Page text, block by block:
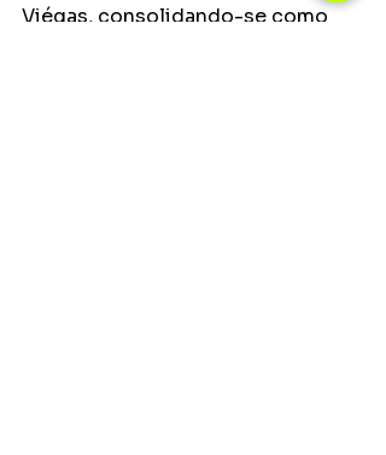
Viégas, consolidando-se como